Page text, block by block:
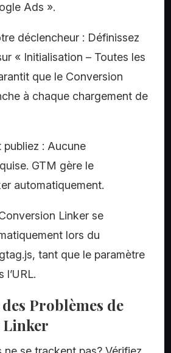
Ads ».
déclencheur : Définissez
« Initialisation – Toutes les
que le Conversion
à chaque chargement de
publiez : Aucune
GTM gère le
automatiquement.
Linker se
lors du
tant que le paramètre
Problèmes de
Linker